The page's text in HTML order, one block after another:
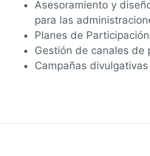
Asesoramiento y
para las
Planes de
Gestión de canales de
Campañas divulgativas